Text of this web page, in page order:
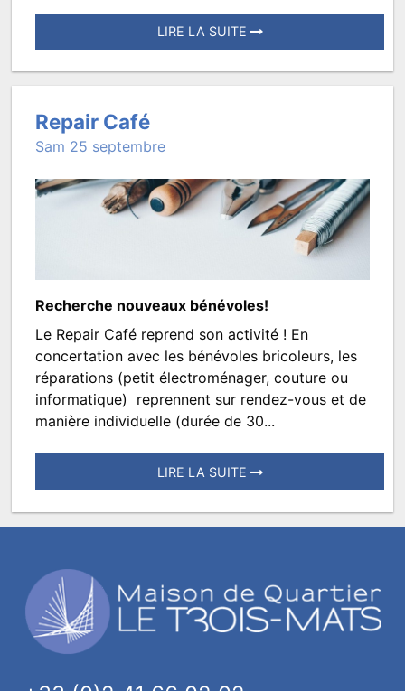
LIRE LA SUITE
Posté
12
octobre
à
TROISMATS.FAMILLE
Repair Café
Sam 25 septembre
Recherche nouveaux bénévoles!
Repair
Café
Le Repair Café reprend son activité ! En
concertation avec les bénévoles bricoleurs, les
réparations (petit électroménager, couture ou
informatique) reprennent sur rendez-vous et de
manière individuelle (durée de 30...
LIRE LA SUITE
Posté
août
2021
à
09:55.